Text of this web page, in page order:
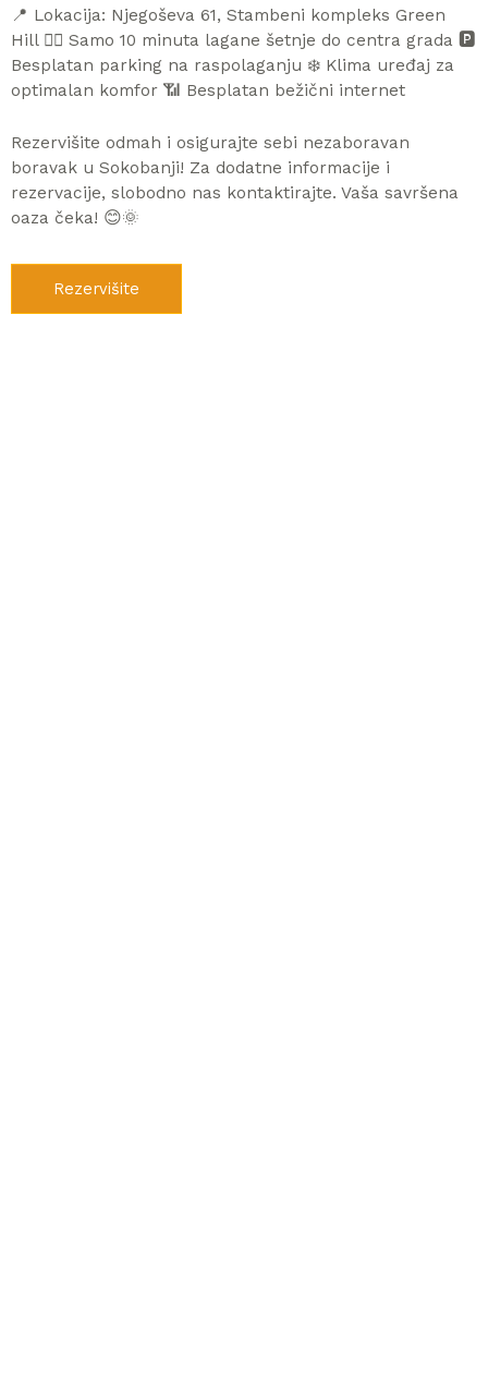
📍 Lokacija: Njegoševa 61, Stambeni kompleks Green
Hill 🚶‍♂️ Samo 10 minuta lagane šetnje do centra grada 🅿️
Besplatan parking na raspolaganju ❄️ Klima uređaj za
optimalan komfor 📶 Besplatan bežični internet
Rezervišite odmah i osigurajte sebi nezaboravan
boravak u Sokobanji! Za dodatne informacije i
rezervacije, slobodno nas kontaktirajte. Vaša savršena
oaza čeka! 😊🌞
Rezervišite